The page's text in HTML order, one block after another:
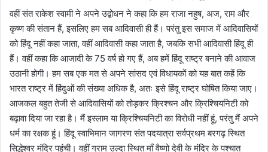
वहीं संत राकेश स्वामी ने अपने उद्बोधन ने कहा कि हम राजा नहुष, अज, राम और
कृष्ण की संतान हैं, इसलिए हम सब आदिवासी ही हैं। परंतु इस समाज में आदिवासियों
को हिंदू नहीं कहा जाता, वहीं आदिवासी कहा जाता है, जबकि सभी आदिवासी हिंदू ही
हैं। वहीं कहा कि आजादी के 75 वर्ष हो गए हैं, अब हमें हिंदू राष्ट्र बनाने की आवाज
उठानी होगी। हम सब एक मत से अपने सांसद एवं विधायकों को यह बात कहें कि
भारत राष्ट्र में हिंदुओं की संख्या अधिक है, अतः इसे हिंदू राष्ट्र घोषित किया जाए।
आजकल बहुत तेजी से आदिवासियों को तोड़कर क्रिश्चन और क्रिश्चियनिटी को
बढ़ावा दिया जा रहा है। मैं इस्लाम या क्रिश्चियनिटी का विरोधी नहीं हूं, परंतु मैं अपने
धर्म का रक्षक हूं। हिंदू स्वाभिमान जागरण संत पदयात्रा सर्वप्रथम बरगढ़ स्थित
सिद्धेश्वर मंदिर पहुंची। वहीं ग्राम उल्दा स्थित माँ वैष्णो देवी के मंदिर के पश्चात